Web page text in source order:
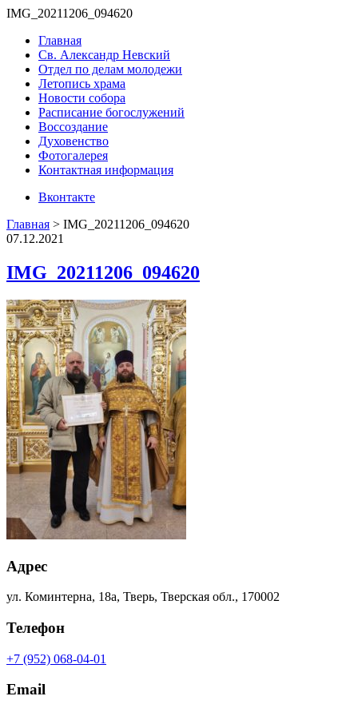
IMG_20211206_094620
Главная
Св. Александр Невский
Отдел по делам молодежи
Летопись храма
Новости собора
Расписание богослужений
Воссоздание
Духовенство
Фотогалерея
Контактная информация
Вконтакте
Главная > IMG_20211206_094620
07.12.2021
IMG_20211206_094620
Адрес
ул. Коминтерна, 18а, Тверь, Тверская обл., 170002
Телефон
+7 (952) 068-04-01
Email